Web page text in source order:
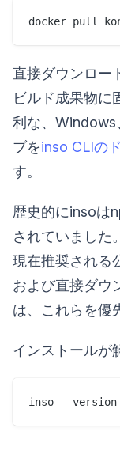
直接ダウンロー
ビルド成果物に
利な、Windows
ブをinso CLIの
す。
歴史的にinsoは
されていました
現在推奨される
および直接ダウ
は、これらを優
インストールが